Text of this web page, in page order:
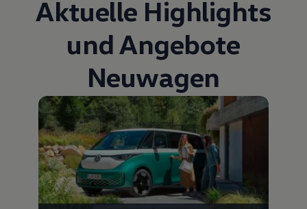
Bulli Magazin
Fahrzeugabholung ab Werk
Aktuelle Highlights
und Angebote
Neuwagen